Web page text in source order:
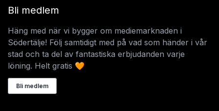
Bli medlem
Häng med när vi bygger om mediemarknaden i
Södertälje! Följ samtidigt med på vad som händer i vår
stad och ta del av fantastiska erbjudanden varje
löning. Helt gratis 🧡
Bli medlem